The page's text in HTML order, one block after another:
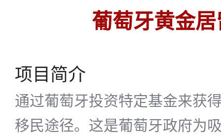
葡萄牙黄金
项目简介
通过葡萄牙投资特定基金来获
移民途径。这是葡萄牙政府为